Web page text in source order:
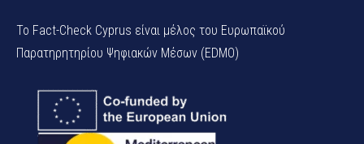
Το Fact-Check Cyprus είναι μέλος του Ευρωπαϊκού
Παρατηρητηρίου Ψηφιακών Μέσων (EDMO)